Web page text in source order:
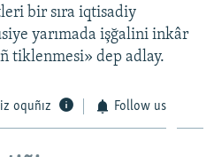
bir sıra iqtisadiy
yarımada işğalini inkâr
tiklenmesi» dep adlay.
oquñız Follow us